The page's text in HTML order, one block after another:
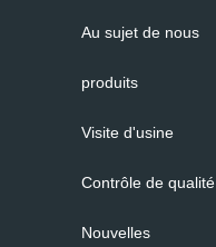
Au sujet de nous
produits
Visite d'usine
Contrôle de qualité
Nouvelles